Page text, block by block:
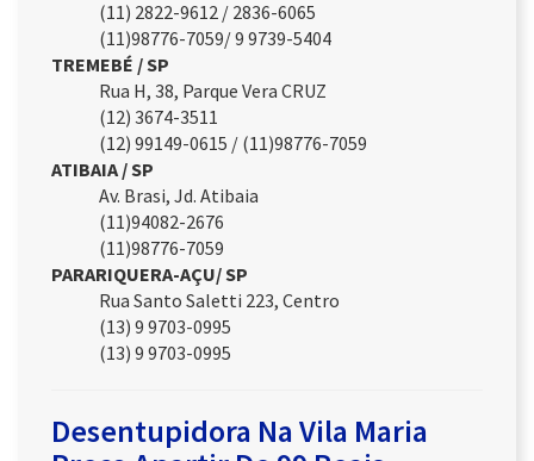
(11) 2822-9612 / 2836-6065
(11)98776-7059/ 9 9739-5404
TREMEBÉ / SP
Rua H, 38, Parque Vera CRUZ
(12) 3674-3511
(12) 99149-0615 / (11)98776-7059
ATIBAIA / SP
Av. Brasi, Jd. Atibaia
(11)94082-2676
(11)98776-7059
PARARIQUERA-AÇU/ SP
Rua Santo Saletti 223, Centro
(13) 9 9703-0995
(13) 9 9703-0995
Desentupidora Na Vila Maria